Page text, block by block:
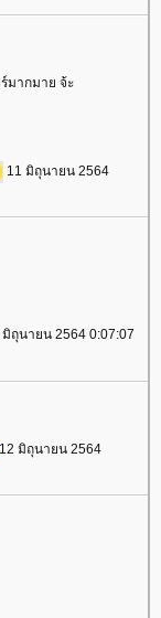
มากมาย จ้ะ
11 มิถุนายน 2564
มิถุนายน 2564 0:07:07
12 มิถุนายน 2564